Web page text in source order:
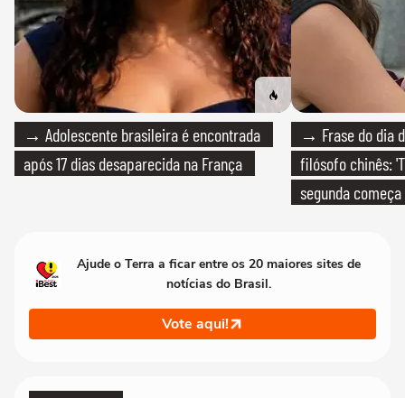
→ Adolescente brasileira é encontrada
após 17 dias desaparecida na França
→ Frase do dia
filósofo chinês:
segunda
Ajude o Terra a ficar entre os 20 maiores sites de
notícias do Brasil.
Vote aqui!